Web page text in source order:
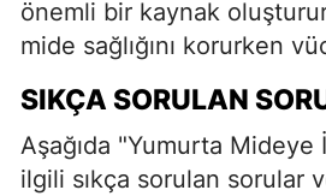
önemli bir kaynak
mide sağlığını korurken
SIKÇA SORULAN
Aşağıda "Yumurta Mideye
ilgili sıkça sorulan sorular